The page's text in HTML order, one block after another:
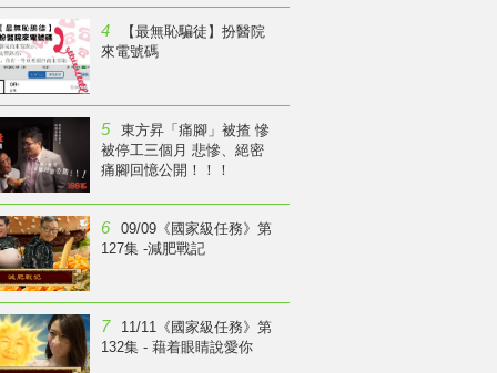
4
【最無恥騙徒】扮醫院
來電號碼
5
東方昇「痛腳」被揸 慘
被停工三個月 悲慘、絕密
痛腳回憶公開！！！
6
09/09《國家級任務》第
127集 -減肥戰記
7
11/11《國家級任務》第
132集 - 藉着眼睛說愛你